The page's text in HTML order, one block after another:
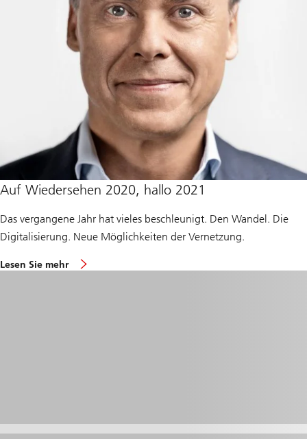
Auf Wiedersehen 2020, hallo 2021
Das vergangene Jahr hat vieles beschleunigt. Den Wandel. Die
Digitalisierung. Neue Möglichkeiten der Vernetzung.
Lesen Sie mehr